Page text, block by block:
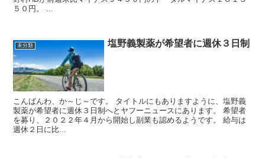
５０円。 ...
未分類 塩野義製薬が希望者に週休３日制
こんばんわ、か～じ～です。 タイトルにもありますように、塩野義
製薬が希望者に週休３日制へとヤフーニュースにあります。 希望者
を募り、２０２２年４月から開始し副業も認めるようです。 給与は
週休２日に比...